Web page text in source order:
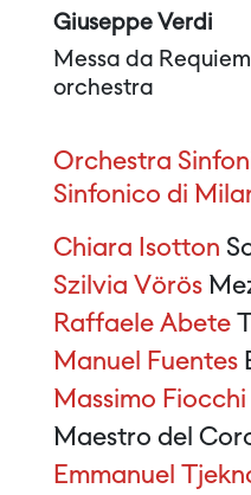
Giuseppe Verdi
Messa da
orchestra
Orchestra
Sinfonico di
Chiara Isotton
Szilvia Vörös
Raffaele Abete
Manuel Fuentes
Massimo
Maestro del
Emmanuel